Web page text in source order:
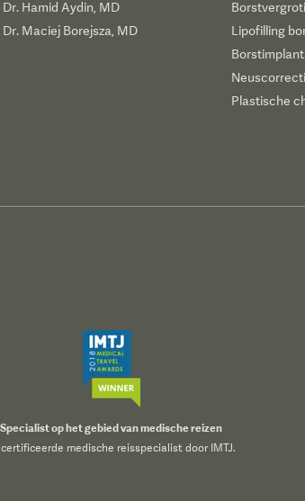
Dr. Hamid Aydin, MD
Dr. Maciej Borejsza, MD
Lipofilling
Plastische
Specialist op het gebied van medische reizen
medische reisspecialist door IMTJ.